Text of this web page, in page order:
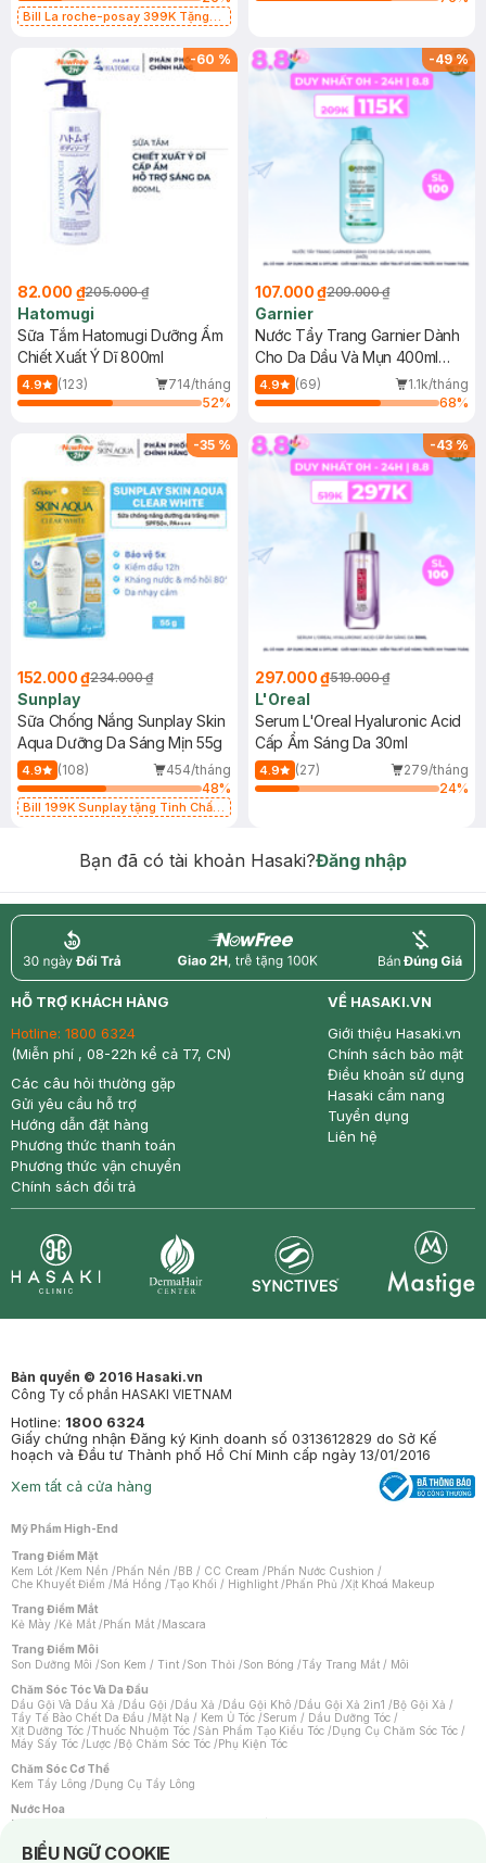
Bill La roche-posay 399K Tặng
(SL có hạn)
-60 %
82.000 ₫205.000 ₫
Hatomugi
Sữa Tắm Hatomugi Dưỡng Ẩm
Chiết Xuất Ý Dĩ 800ml
4.9 (123)
714/tháng
52%
-49%
107.000 ₫209.000 ₫
Garnier
Nước Tẩy Trang Garnier Dành
Cho Da Dầu Và Mụn 400ml
(Mới)
4.9 (69)
1.1k/tháng
68%
-35 %
152.000 ₫234.000 ₫
Sunplay
Sữa Chống Nắng Sunplay Skin
Aqua Dưỡng Da Sáng Mịn 55g
4.9 (108)
454/tháng
48%
Bill 199K Sunplay tặng Tinh Chất
-43%
297.000 ₫519.000 ₫
L'Oreal
Serum L'Oreal Hyaluronic Acid
Cấp Ẩm Sáng Da 30ml
4.9 (27)
279/tháng
24%
Bạn đã có tài khoản Hasaki?Đăng nhập
return nowfree price
HỖ TRỢ KHÁCH HÀNG
Hotline: 1800 6324
(Miễn phí , 08-22h kể cả T7, CN)
Các câu hỏi thường gặp
Gửi yêu cầu hỗ trợ
Hướng dẫn đặt hàng
Phương thức thanh toán
Phương thức vận chuyển
Chính sách đổi trả
VỀ HASAKI.VN
Giới thiệu Hasaki.vn
Chính sách bảo mật
Điều khoản sử dụng
Hasaki cẩm nang
Tuyển dụng
Liên hệ
Bản quyền © 2016 Hasaki.vn
Công Ty cổ phần HASAKI VIETNAM
Hotline: 1800 6324
Giấy chứng nhận Đăng ký Kinh doanh số 0313612829 do Sở Kế
hoạch và Đầu tư Thành phố Hồ Chí Minh cấp ngày 13/01/2016
Xem tất cả cửa hàng
Mỹ Phẩm High-End
Trang Điểm Mặt
Kem Lót /Kem Nền /Phấn Nền /BB / CC Cream /Phấn Nước Cushion /
Che Khuyết Điểm /Má Hồng /Tạo Khối / Highlight /Phấn Phủ /Xịt Khoá Makeup
Trang Điểm Mắt
Kẻ Mày /Kẻ Mắt /Phấn Mắt /Mascara
Trang Điểm Môi
Son Dưỡng Môi /Son Kem / Tint /Son Thỏi /Son Bóng /Tẩy Trang Mắt / Môi
Chăm Sóc Tóc Và Da Đầu
Dầu Gội Và Dầu Xả /Dầu Gội /Dầu Xả /Dầu Gội Khô /Dầu Gội Xả 2in1 /Bộ Gội Xả /
Tẩy Tế Bào Chết Da Đầu /Mặt Nạ / Kem Ủ Tóc /Serum / Dầu Dưỡng Tóc /
Xịt Dưỡng Tóc /Thuốc Nhuộm Tóc /Sản Phẩm Tạo Kiểu Tóc /Dụng Cụ Chăm Sóc Tóc /
Máy Sấy Tóc /Lược /Bộ Chăm Sóc Tóc /Phụ Kiện Tóc
Chăm Sóc Cơ Thể
Kem Tẩy Lông /Dụng Cụ Tẩy Lông
Nước Hoa
Nước Hoa Nữ
BIỂU NGỮ COOKIE
Notice about cookies usage